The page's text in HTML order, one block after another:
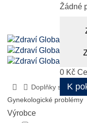
Košík
Žádné
0 Kč
K
Doplňky stravy
Gynekologické problémy
Výrobce